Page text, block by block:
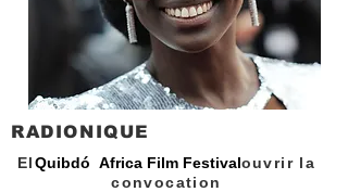
RADIONIQUE
ElQuibdó Africa Film Festivalouvrir la
convocation